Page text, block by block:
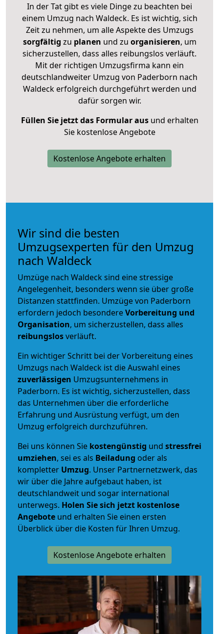
In der Tat gibt es viele Dinge zu beachten bei
einem Umzug nach Waldeck. Es ist wichtig, sich
Zeit zu nehmen, um alle Aspekte des Umzugs
sorgfältig zu planen und zu organisieren, um
sicherzustellen, dass alles reibungslos verläuft.
Mit der richtigen Umzugsfirma kann ein
deutschlandweiter Umzug von Paderborn nach
Waldeck erfolgreich durchgeführt werden und
dafür sorgen wir.
Füllen Sie jetzt das Formular ausund erhalten
Sie kostenlose Angebote
Kostenlose Angebote erhalten
Wir sind die besten
Umzugsexperten für den Umzug
nach Waldeck
Umzüge nach Waldeck sind eine stressige
Angelegenheit, besonders wenn sie über große
Distanzen stattfinden. Umzüge von Paderborn
erfordern jedoch besondereVorbereitung und
Organisation, um sicherzustellen, dass alles
reibungslosverläuft.
Ein wichtiger Schritt bei der Vorbereitung eines
Umzugs nach Waldeck ist die Auswahl eines
zuverlässigen Umzugsunternehmens in
Paderborn. Es ist wichtig, sicherzustellen, dass
das Unternehmen über die erforderliche
Erfahrung und Ausrüstung verfügt, um den
Umzug erfolgreich durchzuführen.
Bei uns können Sie kostengünstig und stressfrei
umziehen, sei es als Beiladung oder als
kompletter Umzug. Unser Partnernetzwerk, das
wir über die Jahre aufgebaut haben, ist
deutschlandweit und sogar international
unterwegs. Holen Sie sich jetzt kostenlose
Angebote und erhalten Sie einen ersten
Überblick über die Kosten für Ihren Umzug.
Kostenlose Angebote erhalten